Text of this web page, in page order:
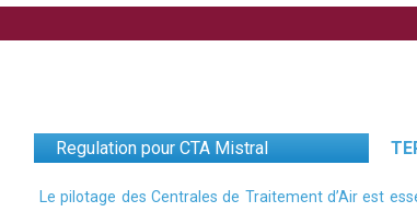
Regulation pour CTA Mistral
Le pilotage des Centrales de Traitement d’Air est